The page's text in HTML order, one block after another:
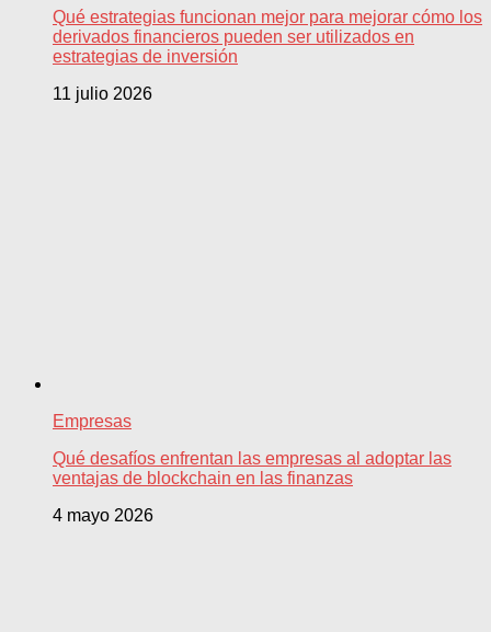
Qué estrategias funcionan mejor para mejorar cómo los
derivados financieros pueden ser utilizados en
estrategias de inversión
11 julio 2026
Empresas
Qué desafíos enfrentan las empresas al adoptar las
ventajas de blockchain en las finanzas
4 mayo 2026